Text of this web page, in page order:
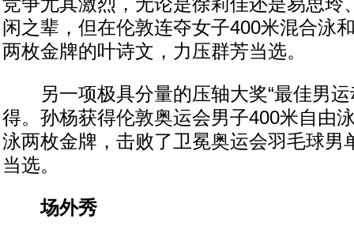
闲之辈，但在伦敦连夺女子400米混合泳
两枚金牌的叶诗文，力压群芳当选。
另一项极具分量的压轴大奖“最佳男运
得。孙杨获得伦敦奥运会男子400米自由
泳两枚金牌，击败了卫冕奥运会羽毛球男
当选。
场外秀